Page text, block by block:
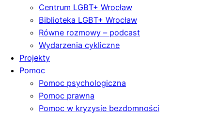
Centrum LGBT+ Wrocław
Biblioteka LGBT+ Wrocław
Równe rozmowy – podcast
Wydarzenia cykliczne
Projekty
Pomoc
Pomoc psychologiczna
Pomoc prawna
Pomoc w kryzysie bezdomności